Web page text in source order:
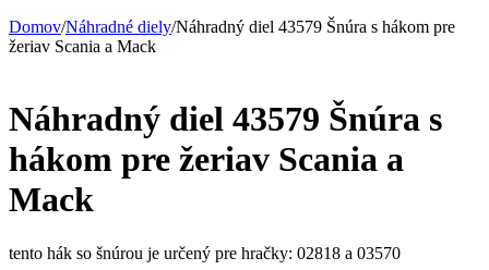
Domov/Náhradné diely/Náhradný diel 43579 Šnúra s hákom pre
žeriav Scania a Mack
Náhradný diel 43579 Šnúra s
hákom pre žeriav Scania a
Mack
tento hák so šnúrou je určený pre hračky: 02818 a 03570